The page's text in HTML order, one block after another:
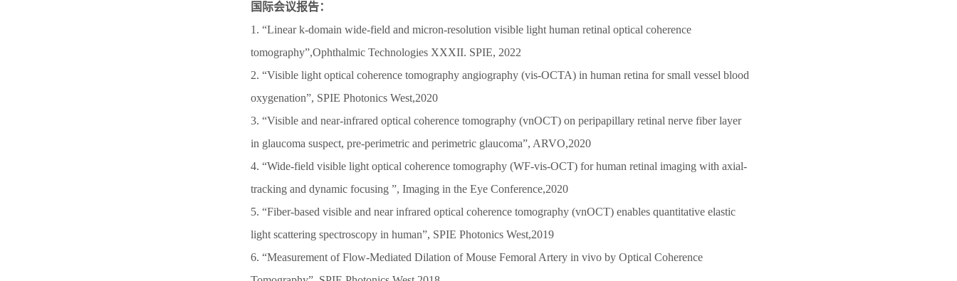
国际会议报告：
1. “Linear k-domain wide-field and micron-resolution visible light human retinal optical coherence
tomography”,Ophthalmic Technologies XXXII. SPIE, 2022
2. “Visible light optical coherence tomography angiography (vis-OCTA) in human retina for small vessel blood
oxygenation”, SPIE Photonics West,2020
3. “Visible and near-infrared optical coherence tomography (vnOCT) on peripapillary retinal nerve fiber layer
in glaucoma suspect, pre-perimetric and perimetric glaucoma”, ARVO,2020
4. “Wide-field visible light optical coherence tomography (WF-vis-OCT) for human retinal imaging with axial-
tracking and dynamic focusing ”, Imaging in the Eye Conference,2020
5. “Fiber-based visible and near infrared optical coherence tomography (vnOCT) enables quantitative elastic
light scattering spectroscopy in human”, SPIE Photonics West,2019
6. “Measurement of Flow-Mediated Dilation of Mouse Femoral Artery in vivo by Optical Coherence